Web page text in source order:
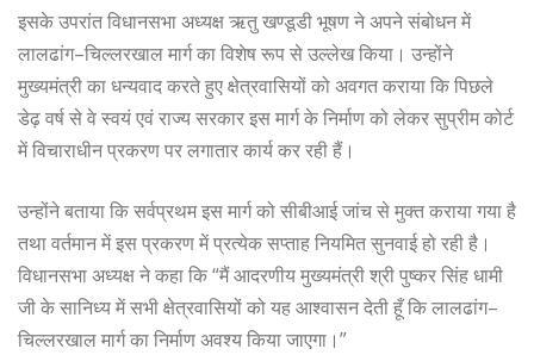
इसके उपरांत विधानसभा अध्यक्ष ऋतु खण्डूडी भूषण ने अपने संबोधन में
लालढांग–चिल्लरखाल मार्ग का विशेष रूप से उल्लेख किया। उन्होंने
मुख्यमंत्री का धन्यवाद करते हुए क्षेत्रवासियों को अवगत कराया कि पिछले
डेढ़ वर्ष से वे स्वयं एवं राज्य सरकार इस मार्ग के निर्माण को लेकर सुप्रीम कोर्ट
में विचाराधीन प्रकरण पर लगातार कार्य कर रही हैं।
उन्होंने बताया कि सर्वप्रथम इस मार्ग को सीबीआई जांच से मुक्त कराया गया है
तथा वर्तमान में इस प्रकरण में प्रत्येक सप्ताह नियमित सुनवाई हो रही है।
विधानसभा अध्यक्ष ने कहा कि “मैं आदरणीय मुख्यमंत्री श्री पुष्कर सिंह धामी
जी के सानिध्य में सभी क्षेत्रवासियों को यह आश्वासन देती हूँ कि लालढांग–
चिल्लरखाल मार्ग का निर्माण अवश्य किया जाएगा।”